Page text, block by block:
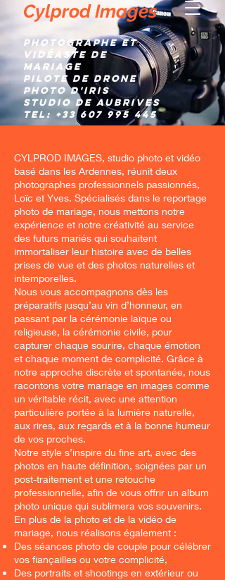
Cylprod Images
Photographe et
Vidéaste de
mariage
Pilote de Drone
Photo d'IRIS
Studio de AUBRIVES
TEL: +33 607 995 445
CYLPROD IMAGES, studio photo et vidéo
basé dans les Ardennes, réunit deux
photographes professionnels passionnés,
Loïc et Yves. Spécialisés dans le reportage
photo de mariage, nous mettons notre
expérience et notre créativité au service
des futurs mariés qui souhaitent
immortaliser leur histoire avec de belles
prises de vue et des photos naturelles et
intemporelles.
Nous vous accompagnons dès les
préparatifs jusqu’au vin d’honneur, en
passant par la cérémonie laïque ou
religieuse, la cérémonie civile, pour
capturer chaque sourire, chaque émotion
et chaque moment de complicité. Grâce à
notre approche discrète et spontanée, nous
racontons votre mariage en images comme
un véritable récit, avec une attention
particulière portée à la lumière naturelle,
aux rires, aux regards et à la bonne humeur
de vos proches.
Notre style s’inspire du fine art, avec des
photos en haute définition, soignées par un
post-traitement et une retouche
professionnelle, afin de vous offrir un album
photo unique qui sublimera vos souvenirs.
En plus de la photo et de la vidéo de
mariage, nous réalisons également :
Des séances photo de couple pour célébrer
vos fiançailles ou votre complicité,
Des portraits et shootings en extérieur ou